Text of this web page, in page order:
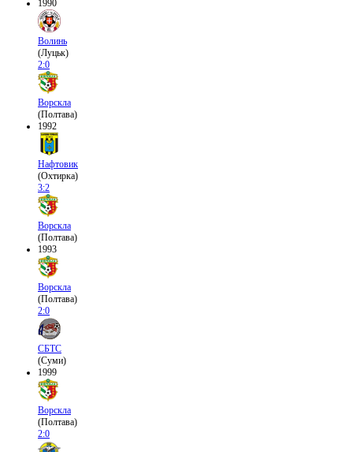
1990
Волинь
(Луцьк)
2:0
Ворскла
(Полтава)
1992
Нафтовик
(Охтирка)
3:2
Ворскла
(Полтава)
1993
Ворскла
(Полтава)
2:0
СБТС
(Суми)
1999
Ворскла
(Полтава)
2:0